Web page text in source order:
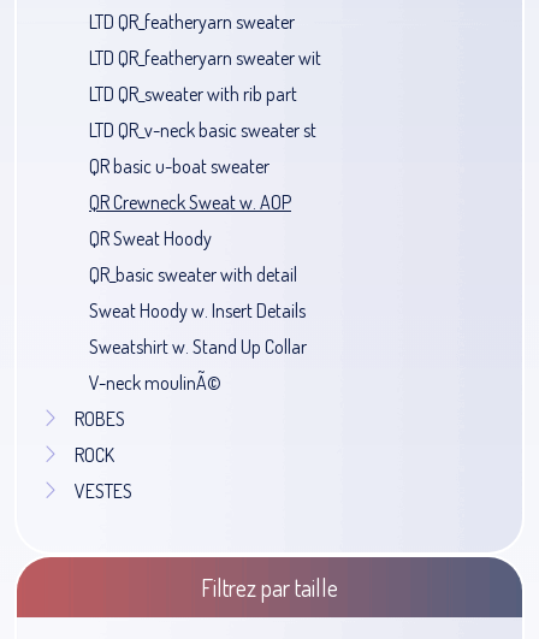
LTD QR_featheryarn sweater
LTD QR_featheryarn sweater wit
LTD QR_sweater with rib part
LTD QR_v-neck basic sweater st
QR basic u-boat sweater
QR Crewneck Sweat w. AOP
QR Sweat Hoody
QR_basic sweater with detail
Sweat Hoody w. Insert Details
Sweatshirt w. Stand Up Collar
V-neck moulinÃ©
ROBES
ROCK
VESTES
Filtrez par taille